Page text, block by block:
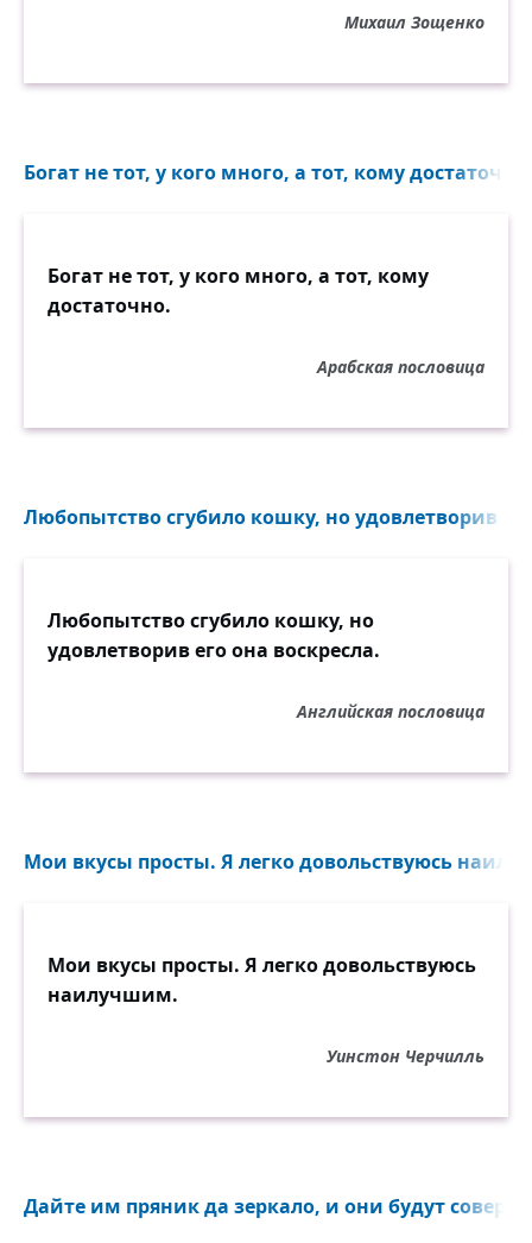
Михаил Зощенко
Богат не тот, у кого много, а тот, кому
Богат не тот, у кого много, а тот, кому
достаточно.
Арабская пословица
Любопытство сгубило кошку, но удовлетворив
Любопытство сгубило кошку, но
удовлетворив его она воскресла.
Английская пословица
Мои вкусы просты. Я легко довольствуюсь
Мои вкусы просты. Я легко довольствуюсь
наилучшим.
Уинстон Черчилль
Дайте им пряник да зеркало, и они будут